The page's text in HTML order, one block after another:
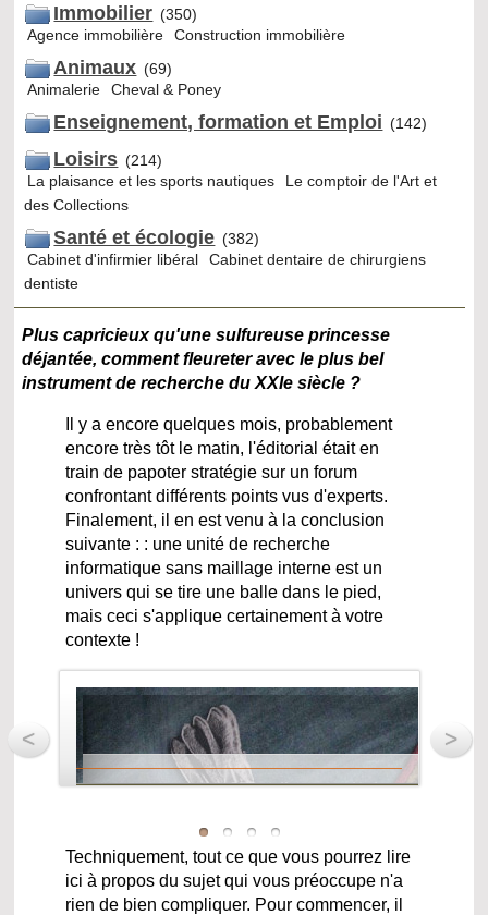
Immobilier (350)
Agence immobilière
Construction immobilière
Animaux (69)
Animalerie
Cheval & Poney
Enseignement, formation et Emploi (142)
Loisirs (214)
La plaisance et les sports nautiques
Le comptoir de l'Art et
des Collections
Santé et écologie (382)
Cabinet d'infirmier libéral
Cabinet dentaire de chirurgiens
dentiste
Plus capricieux qu'une sulfureuse princesse
déjantée, comment fleureter avec le plus bel
instrument de recherche du XXIe siècle ?
Il y a encore quelques mois, probablement
encore très tôt le matin, l'éditorial était en
train de papoter stratégie sur un forum
confrontant différents points vus d'experts.
Finalement, il en est venu à la conclusion
suivante : : une unité de recherche
informatique sans maillage interne est un
univers qui se tire une balle dans le pied,
mais ceci s'applique certainement à votre
contexte !
< >
pour votre référencement ?
de votre vitrine avec un classeur aux valeurs
d'excellences …
Techniquement, tout ce que vous pourrez lire
ici à propos du sujet qui vous préoccupe n'a
rien de bien compliquer. Pour commencer, il